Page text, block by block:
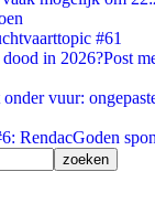
#61
in 2026?Post
vuur:
RendacGoden